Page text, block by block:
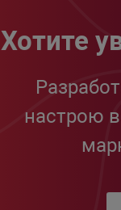
Хотите
настрою